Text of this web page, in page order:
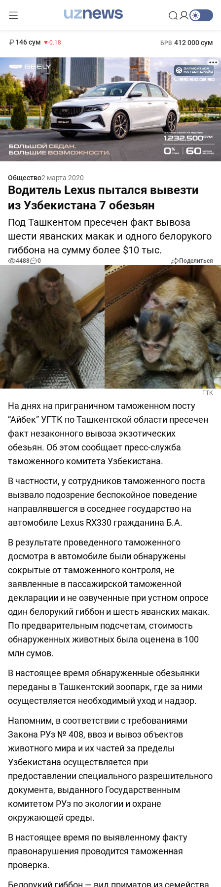
146 сум -0.18 БРВ 412 000 сум
Общество2 марта 2020
Водитель Lexus пытался вывезти
из Узбекистана 7 обезьян
Под Ташкентом пресечен факт вывоза
шести яванских макак и одного белорукого
гиббона на сумму более $10 тыс.
4488 0 Поделиться
ГТК
На днях на приграничном таможенном посту
“Айбек” УГТК по Ташкентской области пресечен
факт незаконного вывоза экзотических
обезьян. Об этом сообщает пресс-служба
таможенного комитета Узбекистана.
В частности, у сотрудников таможенного поста
вызвало подозрение беспокойное поведение
направлявшегся в соседнее государство на
автомобиле Lexus RX330 гражданина Б.А.
В результате проведенного таможенного
досмотра в автомобиле были обнаружены
сокрытые от таможенного контроля, не
заявленные в пассажирской таможенной
декларации и не озвученные при устном опросе
один белорукий гиббон и шесть яванских макак.
По предварительным подсчетам, стоимость
обнаруженных животных была оценена в 100
млн сумов.
В настоящее время обнаруженные обезьянки
переданы в Ташкентский зоопарк, где за ними
осуществляется необходимый уход и надзор.
Напомним, в соответствии с требованиями
Закона РУз № 408, ввоз и вывоз объектов
животного мира и их частей за пределы
Узбекистана осуществляется при
предоставлении специального разрешительного
документа, выданного Государственным
комитетом РУз по экологии и охране
окружающей среды.
В настоящее время по выявленному факту
правонарушения проводится таможенная
проверка.
Белорукий гиббон — вид приматов из семейства